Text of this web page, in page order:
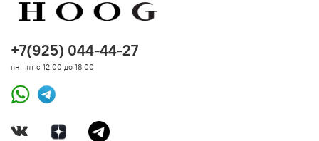
+7(925) 044-44-27
пн - пт с 12.00 до 18.00